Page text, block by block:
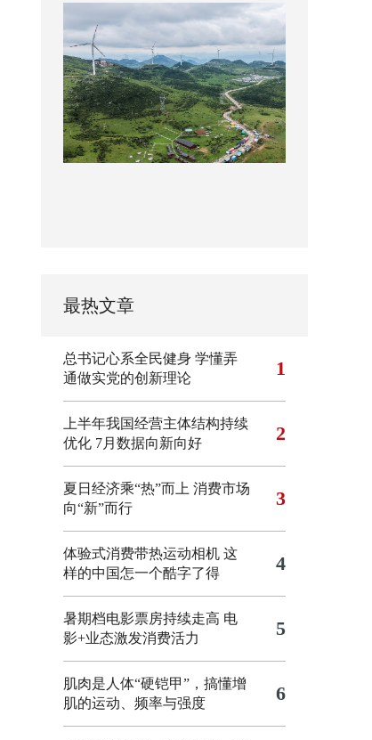
最热文章
总书记心系全民健身 学懂弄
通做实党的创新理论
1
上半年我国经营主体结构持续
优化 7月数据向新向好 2
夏日经济乘“热”而上 消费市场
向“新”而行
3
体验式消费带热运动相机 这
样的中国怎一个酷字了得
4
暑期档电影票房持续走高 电
影+业态激发消费活力
5
肌肉是人体“硬铠甲”，搞懂增
肌的运动、频率与强度
6